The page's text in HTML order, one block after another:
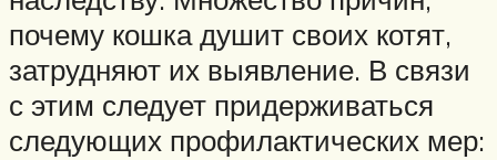
почему кошка душит своих котят,
затрудняют их выявление. В связи
с этим следует придерживаться
следующих профилактических мер: